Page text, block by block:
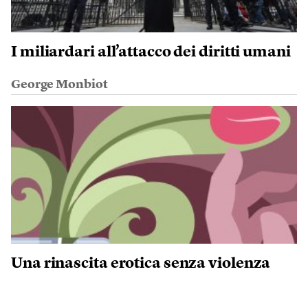
I miliardari all’attacco dei diritti umani
George Monbiot
Una rinascita erotica senza violenza